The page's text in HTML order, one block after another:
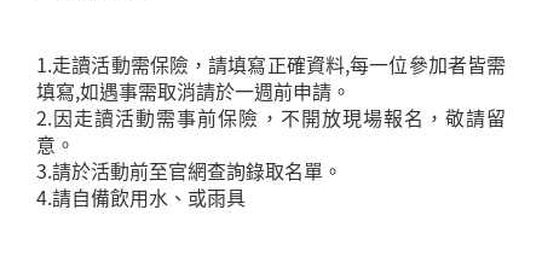
1.走讀活動需保險，請填寫正確資料,每一位參加者皆需
填寫,如遇事需取消請於一週前申請。
2.因走讀活動需事前保險，不開放現場報名，敬請留
意。
3.請於活動前至官網查詢錄取名單。
4.請自備飲用水、或雨具